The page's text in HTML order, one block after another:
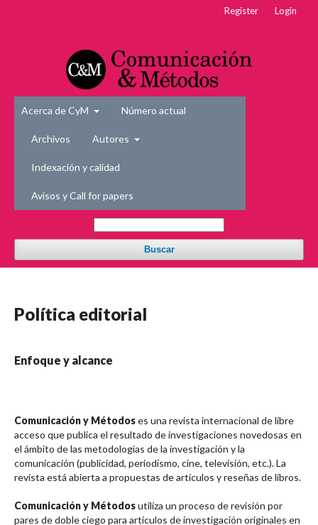
Acerca de CyM Número actual
Archivos Autores
Indexación y calidad
Avisos y Call for papers
Buscar
Register Login
Política editorial
Enfoque y alcance
Comunicación y Métodoses una revista internacional de libre
acceso que publica el resultado de investigaciones novedosas en
el ámbito de las metodologías de la investigación y la
comunicación (publicidad, periodismo, cine, televisión, etc.). La
revista está abierta a propuestas de artículos y reseñas de libros.
Comunicación y Métodosutiliza un proceso de revisión por
pares de doble ciego para artículos de investigación originales en